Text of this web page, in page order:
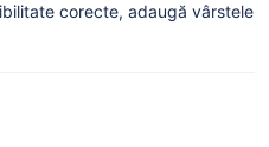
corecte, adaugă vârstele